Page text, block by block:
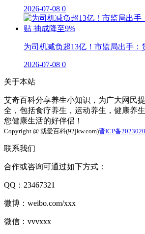
2026-07-08 0
为司机减负超13亿！市监局出手
2026-07-08 0
关于本站
艾奇百科分享养生小知识，为广大网民
全，包括食疗养生，运动养生，健康养
您健康生活的好伴侣！
Copyright @ 就爱百科(92jkw.com)晋ICP备
联系我们
合作或咨询可通过如下方式：
QQ：23467321
微博：weibo.com/xxx
微信：vvvxxx